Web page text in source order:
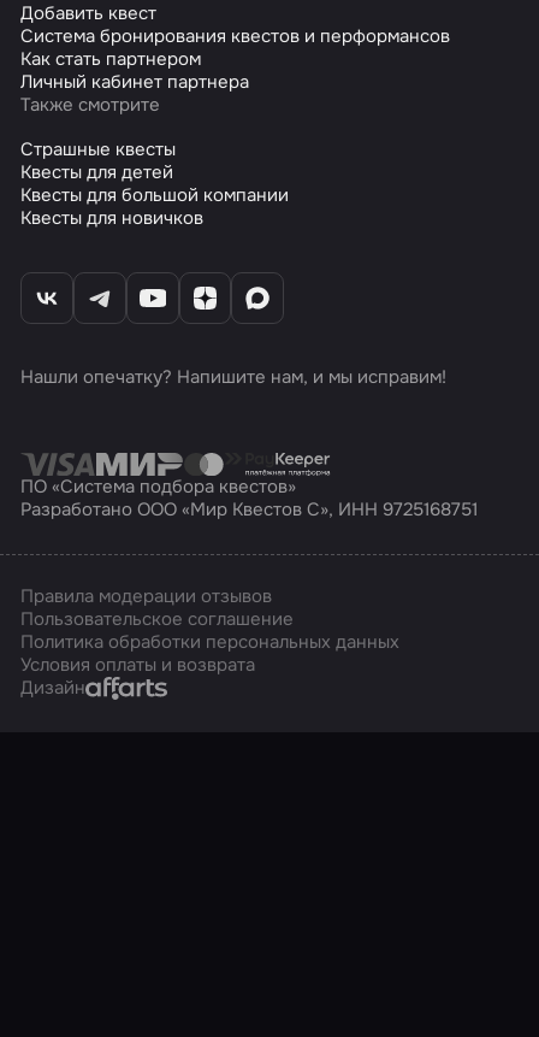
Добавить квест
Система бронирования квестов и перформансов
Как стать партнером
Личный кабинет партнера
Также смотрите
Страшные квесты
Квесты для детей
Квесты для большой компании
Квесты для новичков
Нашли опечатку? Напишите нам, и мы исправим!
ПО «Система подбора квестов»
Разработано ООО «Мир Квестов С», ИНН 9725168751
Правила модерации отзывов
Пользовательское соглашение
Политика обработки персональных данных
Условия оплаты и возврата
ДизайнAffarts